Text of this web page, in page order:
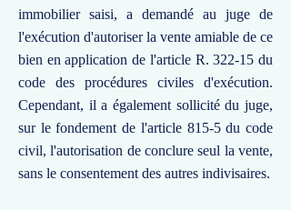
immobilier saisi, a demandé au juge de
l'exécution d'autoriser la vente amiable de ce
bien en application de l'article R. 322-15 du
code des procédures civiles d'exécution.
Cependant, il a également sollicité du juge,
sur le fondement de l'article 815-5 du code
civil, l'autorisation de conclure seul la vente,
sans le consentement des autres indivisaires.